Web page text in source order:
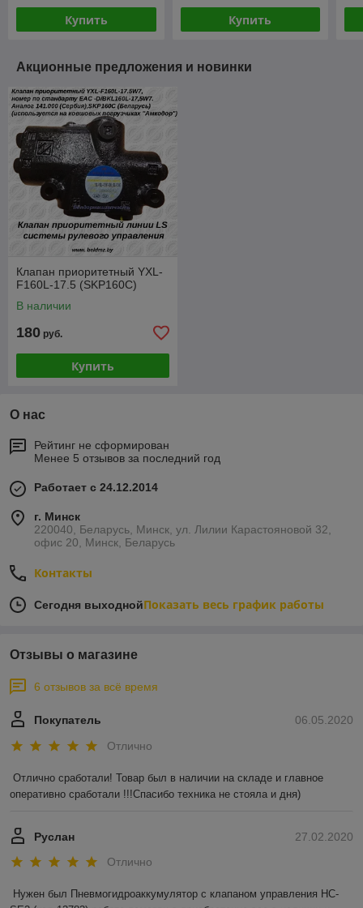
Купить Купить
Акционные предложения и новинки
Клапан приоритетный YXL-
F160L-17.5 (SKP160C)
В наличии
180 руб.
Купить
О нас
Рейтинг не сформирован
Менее 5 отзывов за последний год
Работает с 24.12.2014
г. Минск
220040, Беларусь, Минск, ул. Лилии Карастояновой 32,
офис 20, Минск, Беларусь
Контакты
Сегодня выходнойПоказать весь график работы
Отзывы о магазине
6 отзывов за всё время
06.05.2020
Покупатель
Отлично
Отлично сработали! Товар был в наличии на складе и главное
оперативно сработали !!!Спасибо техника не стояла и дня)
27.02.2020
Руслан
Отлично
Нужен был Пневмогидроаккумулятор с клапаном управления HC-